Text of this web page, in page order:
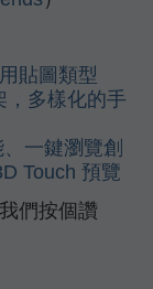
貼圖類型
，多樣化的手
一鍵瀏覽創
Touch 預覽
們按個讚